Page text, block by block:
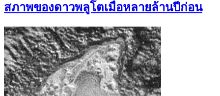
สภาพของดาวพลูโตเมื่อหลายล้านปีก่อน